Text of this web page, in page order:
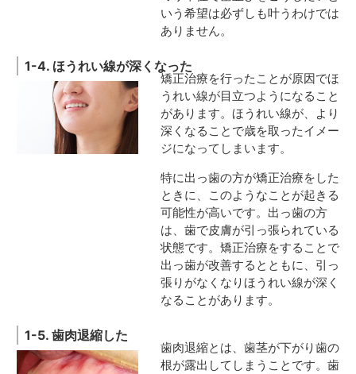
いう希望は必ずしも叶うわけでは
ありません。
1-4. ほうれい線が深くなった
矯正治療を行ったことが原因でほ
うれい線が目立つようになること
があります。ほうれい線が、より
深くなることで歳を取ったイメー
ジになってしまいます。
特に出っ歯の方が矯正治療をした
ときに、このようなことが起きる
可能性が高いです。出っ歯の方
は、歯で皮膚が引っ張られている
状態です。矯正治療をすることで
出っ歯が改善するとともに、引っ
張りがなくなりほうれい線が深く
なることがあります。
1-5. 歯肉退縮した
歯肉退縮とは、歯茎が下がり歯の
根が露出してしまうことです。歯